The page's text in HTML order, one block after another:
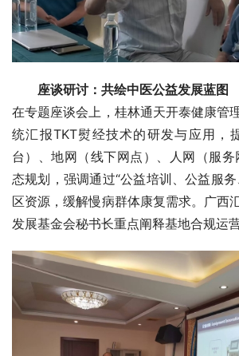
座谈研讨：共绘中医公益发展蓝图
在专题座谈会上，桂林通天开泰健康管
统汇报TKT熨经技术的研发与应用，
台）、地网（线下网点）、人网（服务
态规划，强调通过“公益培训、公益服
区资源，缓解慢病群体康复需求。广西
发展基金会秘书长重点阐释基地合规运